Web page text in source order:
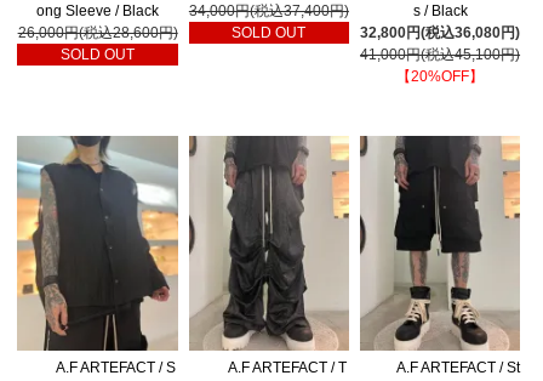
ong Sleeve / Black
26,000円(税込28,600円)
SOLD OUT
34,000円(税込37,400円)
SOLD OUT
s / Black
32,800円(税込36,080円)
41,000円(税込45,100円)
【20%OFF】
A.F ARTEFACT / S
A.F ARTEFACT / T
A.F ARTEFACT / St